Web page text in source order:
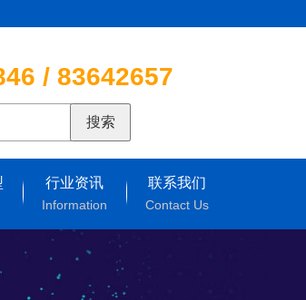
/ 83642657
搜索
行业资讯
Information
联系我们
Contact Us